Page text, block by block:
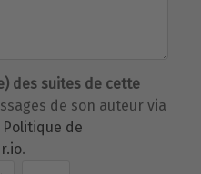
des suites de cette
de son auteur via
Politique de
.